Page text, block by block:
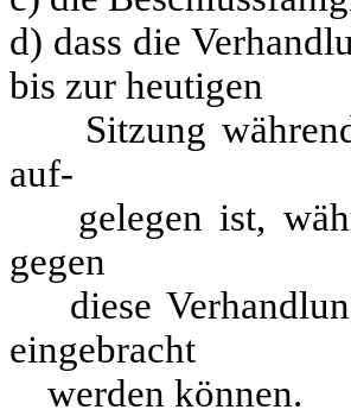
d) dass die
bis zur heutigen
Sitzung während
auf-
gelegen ist,
gegen
diese
eingebracht
werden können.